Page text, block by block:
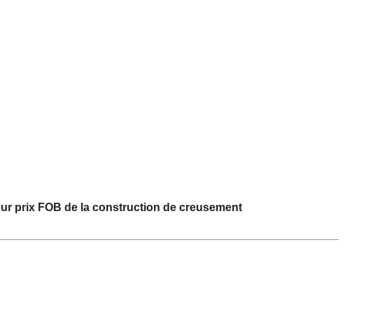
prix FOB de la construction de creusement